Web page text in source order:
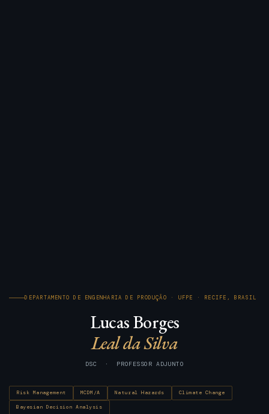
DEPARTAMENTO DE ENGENHARIA DE PRODUÇÃO · UFPE · RECIFE, BRASIL
Lucas Borges
Leal da Silva
DSC · PROFESSOR ADJUNTO
Risk Management MCDM/A Natural Hazards Climate Change
Bayesian Decision Analysis